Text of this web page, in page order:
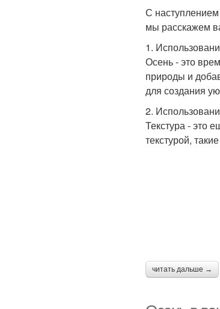
С
мы расскажем
1.
Осень - это
природы и
для создания
2.
Текстура - это
текстурой,
читать дальше →